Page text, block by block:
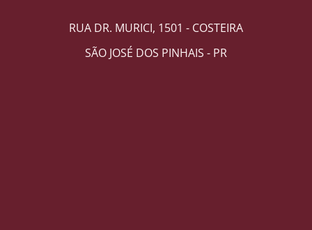
RUA DR. MURICI, 1501 - COSTEIRA
SÃO JOSÉ DOS PINHAIS - PR